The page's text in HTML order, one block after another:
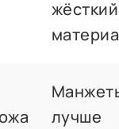
жёсткий
лучше